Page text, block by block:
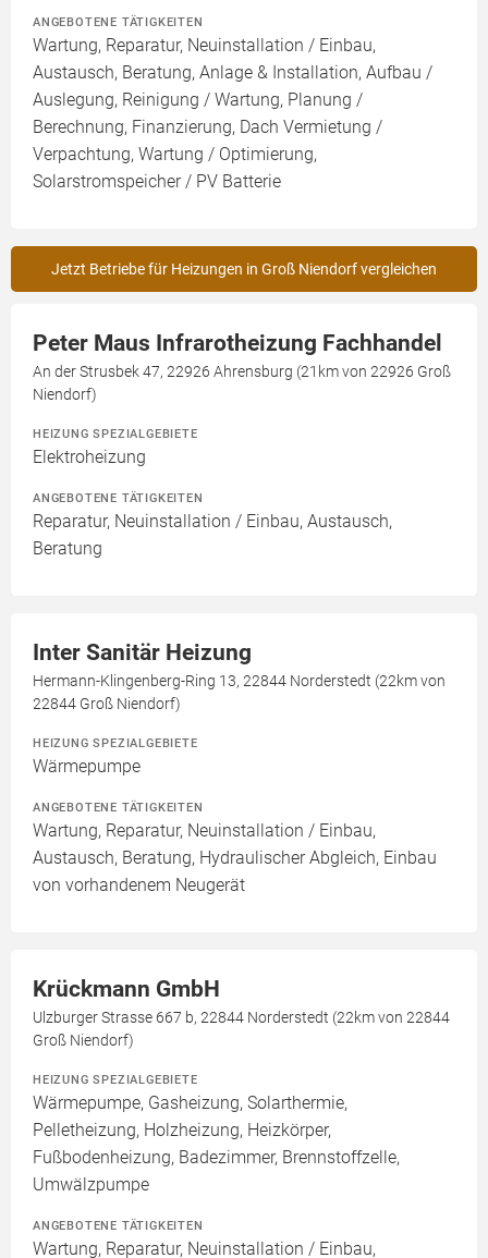
ANGEBOTENE TÄTIGKEITEN
Wartung, Reparatur, Neuinstallation / Einbau,
Austausch, Beratung, Anlage & Installation, Aufbau /
Auslegung, Reinigung / Wartung, Planung /
Berechnung, Finanzierung, Dach Vermietung /
Verpachtung, Wartung / Optimierung,
Solarstromspeicher / PV Batterie
Jetzt Betriebe für Heizungen in Groß Niendorf vergleichen
Peter Maus Infrarotheizung Fachhandel
An der Strusbek 47, 22926 Ahrensburg (21km von 22926 Groß
Niendorf)
HEIZUNG SPEZIALGEBIETE
Elektroheizung
ANGEBOTENE TÄTIGKEITEN
Reparatur, Neuinstallation / Einbau, Austausch,
Beratung
Inter Sanitär Heizung
Hermann-Klingenberg-Ring 13, 22844 Norderstedt (22km von
22844 Groß Niendorf)
HEIZUNG SPEZIALGEBIETE
Wärmepumpe
ANGEBOTENE TÄTIGKEITEN
Wartung, Reparatur, Neuinstallation / Einbau,
Austausch, Beratung, Hydraulischer Abgleich, Einbau
von vorhandenem Neugerät
Krückmann GmbH
Ulzburger Strasse 667 b, 22844 Norderstedt (22km von 22844
Groß Niendorf)
HEIZUNG SPEZIALGEBIETE
Wärmepumpe, Gasheizung, Solarthermie,
Pelletheizung, Holzheizung, Heizkörper,
Fußbodenheizung, Badezimmer, Brennstoffzelle,
Umwälzpumpe
ANGEBOTENE TÄTIGKEITEN
Wartung, Reparatur, Neuinstallation / Einbau,